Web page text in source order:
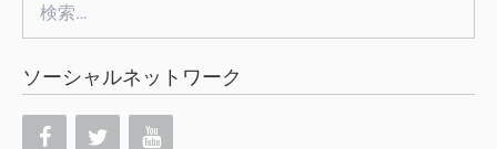
索:
ソーシャルネットワーク